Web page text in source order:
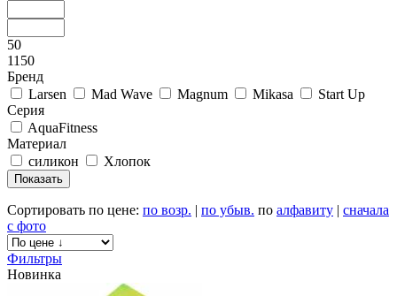
50
1150
Бренд
Larsen
Mad Wave Magnum Mikasa
Start Up
Серия
AquaFitness
Материал
силикон
Хлопок
Сортировать по цене: по возр. | по убыв. по алфавиту | сначала
с фото
Фильтры
Новинка